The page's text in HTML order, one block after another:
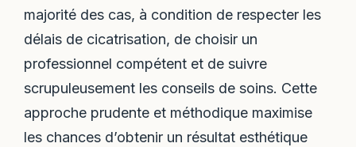
majorité des cas, à condition de respecter les
délais de cicatrisation, de choisir un
professionnel compétent et de suivre
scrupuleusement les conseils de soins. Cette
approche prudente et méthodique maximise
les chances d’obtenir un résultat esthétique